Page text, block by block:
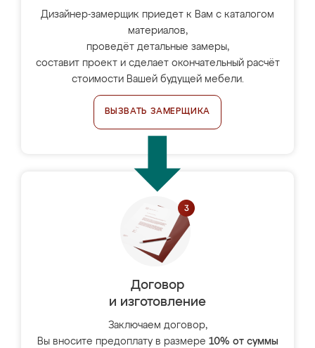
Дизайнер-замерщик приедет к Вам с каталогом
материалов,
проведёт детальные замеры,
составит проект и сделает окончательный расчёт
стоимости Вашей будущей мебели.
ВЫЗВАТЬ ЗАМЕРЩИКА
Договор
и изготовление
Заключаем договор,
Вы вносите предоплату в размере 10% от суммы